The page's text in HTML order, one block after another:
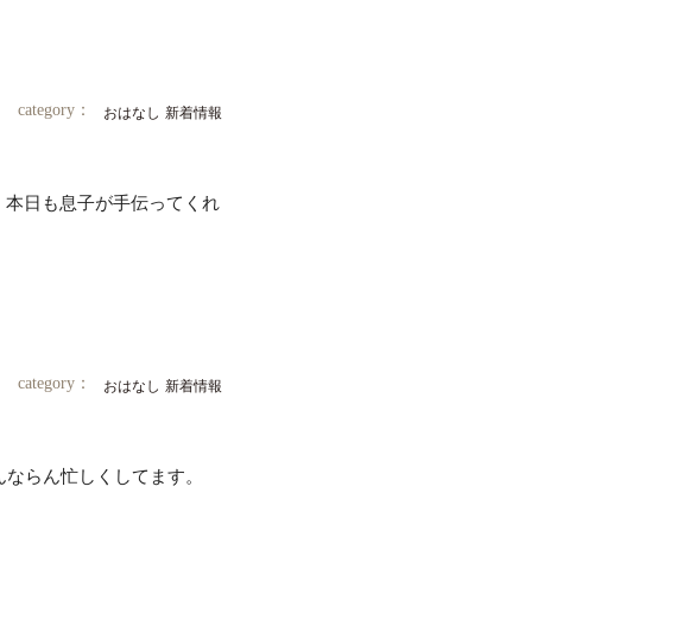
おはなし 新着情報
category：
日も息子が手伝ってくれ
おはなし 新着情報
category：
らん忙しくしてます。